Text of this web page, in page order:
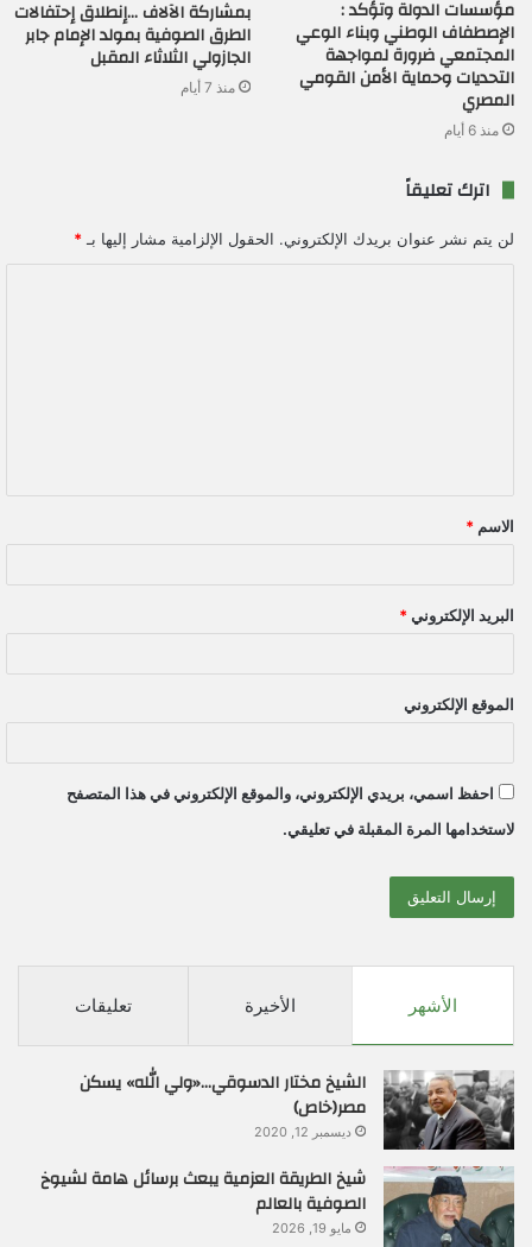
مؤسسات الدولة وتؤكد :
الإصطفاف الوطني وبناء الوعي
المجتمعي ضرورة لمواجهة
التحديات وحماية الأمن القومي
المصري
منذ 6 أيام
بمشاركة الآلاف …إنطلاق إحتفالات
الطرق الصوفية بمولد الإمام جابر
الجازولي الثلاثاء المقبل
منذ 7 أيام
اترك تعليقاً
لن يتم نشر عنوان بريدك الإلكتروني. الحقول الإلزامية مشار إليها بـ *
ق
*
الاسم *
البريد الإلكتروني *
الموقع الإلكتروني
احفظ اسمي، بريدي الإلكتروني، والموقع الإلكتروني في هذا المتصفح
لاستخدامها المرة المقبلة في تعليقي.
الأشهر الأخيرة تعليقات
الشيخ مختار الدسوقي…«ولي الله» يسكن
مصر(خاص)
ديسمبر 12, 2020
شيخ الطريقة العزمية يبعث برسائل هامة لشيوخ
الصوفية بالعالم
مايو 19, 2026